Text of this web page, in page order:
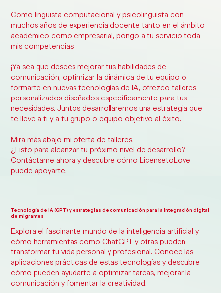
Como lingüista computacional y psicolingüista con
muchos años de experiencia docente tanto en el ámbito
académico como empresarial, pongo a tu servicio toda
mis competencias.
¡Ya sea que desees mejorar tus habilidades de
comunicación, optimizar la dinámica de tu equipo o
formarte en nuevas tecnologías de IA, ofrezco talleres
personalizados diseñados específicamente para tus
necesidades. Juntos desarrollaremos una estrategia que
te lleve a ti y a tu grupo o equipo objetivo al éxito.
Mira más abajo mi oferta de talleres.
¿Listo para alcanzar tu próximo nivel de desarrollo?
Contáctame ahora y descubre cómo LicensetoLove
puede apoyarte.
Tecnología de IA (GPT) y estrategias de comunicación para la integración digital
de migrantes
Explora el fascinante mundo de la inteligencia artificial y
cómo herramientas como ChatGPT y otras pueden
transformar tu vida personal y profesional. Conoce las
aplicaciones prácticas de estas tecnologías y descubre
cómo pueden ayudarte a optimizar tareas, mejorar la
comunicación y fomentar la creatividad.